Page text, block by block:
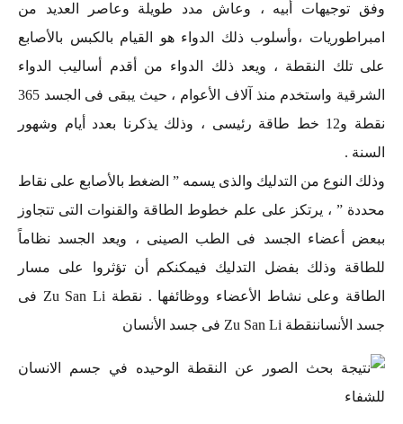
وفق توجيهات أبيه ، وعاش مدد طويلة وعاصر العديد من
امبراطوريات ،وأسلوب ذلك الدواء هو القيام بالكبس بالأصابع
على تلك النقطة ، ويعد ذلك الدواء من أقدم أساليب الدواء
الشرقية واستخدم منذ آلاف الأعوام ، حيث يبقى فى الجسد 365
نقطة و12 خط طاقة رئيسى ، وذلك يذكرنا بعدد أيام وشهور
السنة .
وذلك النوع من التدليك والذى يسمه ” الضغط بالأصابع على نقاط
محددة ” ، يرتكز على علم خطوط الطاقة والقنوات التى تتجاوز
ببعض أعضاء الجسد فى الطب الصينى ، ويعد الجسد نظاماً
للطاقة وذلك بفضل التدليك فيمكنكم أن تؤثروا على مسار
الطاقة وعلى نشاط الأعضاء ووظائفها . نقطة Zu San Li فى
جسد الأنساننقطة Zu San Li فى جسد الأنسان